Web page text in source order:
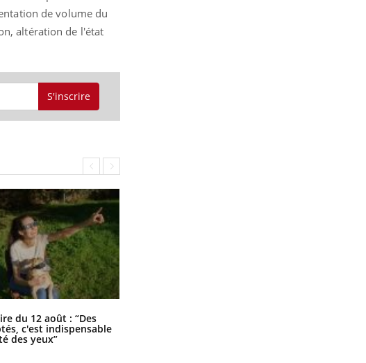
de volume du
altération de l'état
S'inscrire
du 12 août : “Des
c'est indispensable
des yeux”